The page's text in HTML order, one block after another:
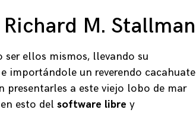
Richard M. Stallman
ser ellos mismos, llevando su
importándole un reverendo cacahuate
presentarles a este viejo lobo de mar
esto del software libre y